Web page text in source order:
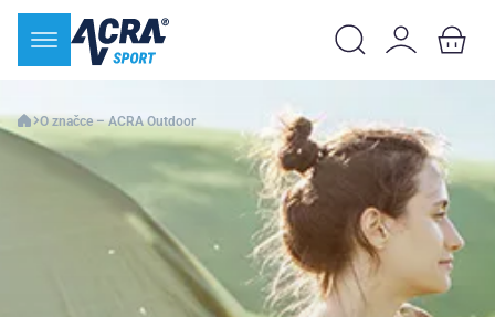
O značce – ACRA Outdoor